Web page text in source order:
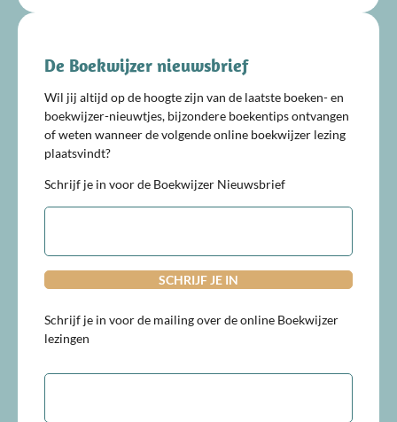
De Boekwijzer nieuwsbrief
Wil jij altijd op de hoogte zijn van de laatste boeken- en
boekwijzer-nieuwtjes, bijzondere boekentips ontvangen
of weten wanneer de volgende online boekwijzer lezing
plaatsvindt?
Schrijf je in voor de Boekwijzer Nieuwsbrief
E-
Schrijf je in voor de mailing over de online Boekwijzer
lezingen
E-